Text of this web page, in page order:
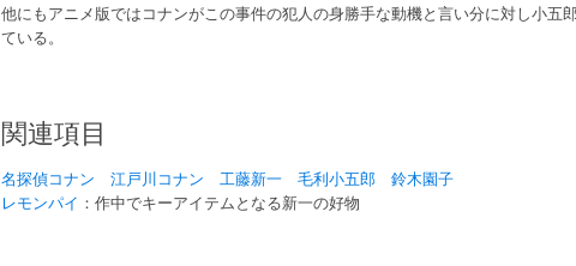
他にもアニメ版ではコナンがこの事件の犯人の身勝手な動機と言い分に対し小五
ている。
関連項目
名探偵コナン 江戸川コナン 工藤新一 毛利小五郎
鈴木園子
レモンパイ ：作中でキーアイテムとなる新一の好物